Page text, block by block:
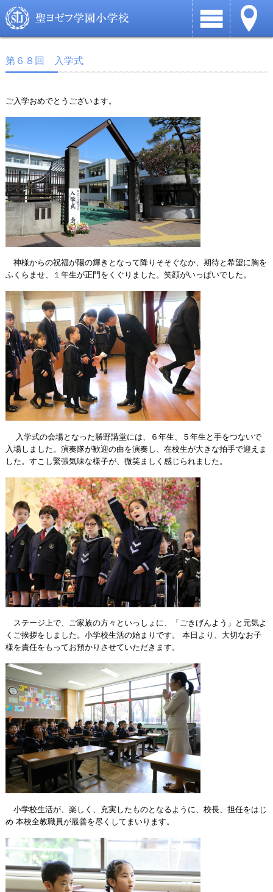
第６８回 入学式
ご入学おめでとうございます。
神様からの祝福が陽の輝きとなって降りそそぐなか、期待と希望に胸を
ふくらませ、１年生が正門をくぐりました。笑顔がいっぱいでした。
入学式の会場となった勝野講堂には、６年生、５年生と手をつないで
入場しました。演奏隊が歓迎の曲を演奏し、在校生が大きな拍手で迎えま
した。すこし緊張気味な様子が、微笑ましく感じられました。
ステージ上で、ご家族の方々といっしょに、「ごきげんよう」と元気よ
くご挨拶をしました。小学校生活の始まりです。 本日より、大切なお子
様を責任をもってお預かりさせていただきます。
小学校生活が、楽しく、充実したものとなるように、校長、担任をはじ
め 本校全教職員が最善を尽くしてまいります。